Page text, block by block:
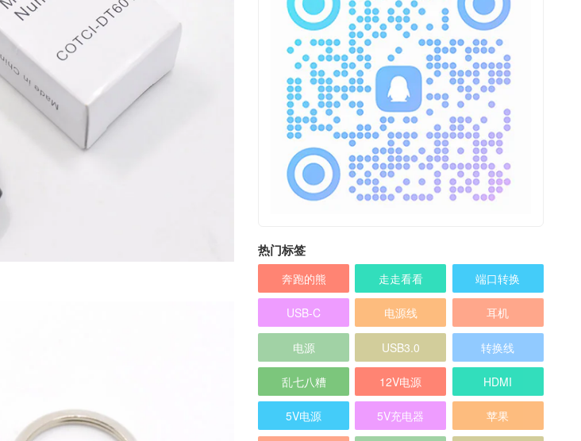
热门标签
奔跑的熊 走走看看 端口转换
USB-C 电源线 耳机
电源 USB3.0 转换线
乱七八糟 12V电源 HDMI
5V电源 5V充电器 苹果